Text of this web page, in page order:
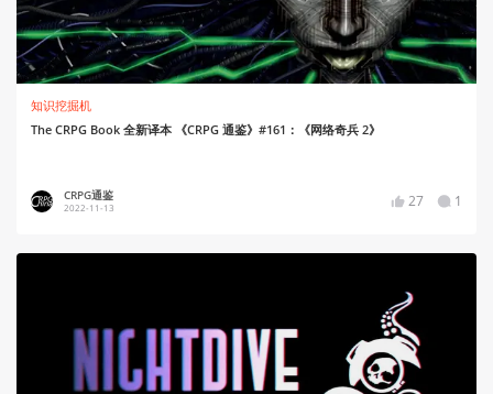
知识挖掘机
The CRPG Book 全新译本 《CRPG 通鉴》#161：《网络奇兵 2》
CRPG通鉴
2022-11-13 27 1